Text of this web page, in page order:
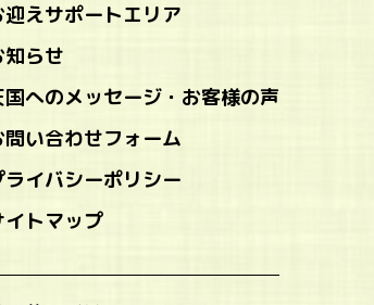
迎えサポートエリア
知らせ
国へのメッセージ・お客様の声
問い合わせフォーム
ライバシーポリシー
イトマップ